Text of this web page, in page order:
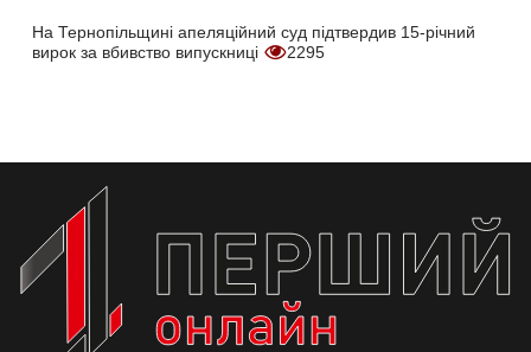
На Тернопільщині апеляційний суд підтвердив 15-річний
вирок за вбивство випускниці
2295